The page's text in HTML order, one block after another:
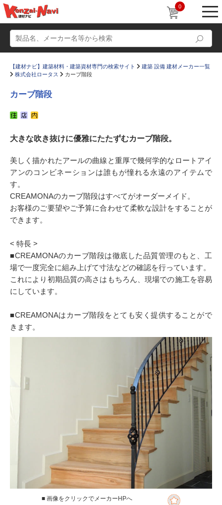
0
かたなび コラム
すまいリング 設計士インタビュー
Q＆A 販売・施工代理店募集
お気に入り
【建材ナビ】建築材料・建築資材専門の検索サイト
建築 設備 建材メーカー一覧
株式会社ロータス
カーブ階段
カーブ階段
大きな吹き抜けに優雅にたたずむカーブ階段。
美しく描かれたアールの曲線と重厚で幾何学的なロートアイ
アンのコンビネーションは誰もが憧れる永遠のアイテムで
す。
CREAMONAのカーブ階段はすべてがオーダーメイド。
お客様のご要望やご予算に合わせて柔軟な設計をすることが
できます。
< 特長 >
■CREAMONAのカーブ階段は徹底した品質管理のもと、工
場で一度完全に組み上げて寸法などの確認を行っています。
これにより初期品質の高さはもちろん、現場での施工を容易
にしています。
■CREAMONAはカーブ階段をとても安く提供することがで
きます。
■ 画像をクリックでメーカーHPへ